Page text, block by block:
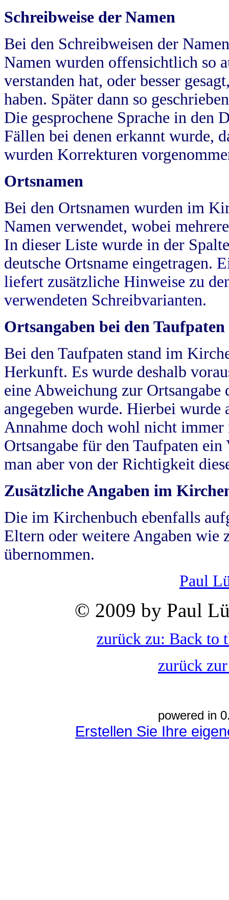
Schreibweise der Namen
Bei den Schreibweisen der
Namen wurden offensichtlich so
verstanden hat, oder besser
haben. Später dann so
Die gesprochene Sprache in
Fällen bei denen erkannt wurde,
wurden Korrekturen
Ortsnamen
Bei den Ortsnamen wurden im
Namen verwendet, wobei
In dieser Liste wurde in der
deutsche Ortsname eingetragen.
liefert zusätzliche Hinweise zu
verwendeten Schreibvarianten.
Ortsangaben bei den Taufpaten
Bei den Taufpaten stand im
Herkunft. Es wurde deshalb
eine Abweichung zur
angegeben wurde. Hierbei wurde
Annahme doch wohl nicht
Ortsangabe für den Taufpaten
man aber von der Richtigkeit
Zusätzliche Angaben im
Die im Kirchenbuch ebenfalls
Eltern oder weitere Angaben wie
übernommen.
Paul
© 2009 by Paul
zurück zu: Back to
zurück
powered in
Erstellen Sie Ihre